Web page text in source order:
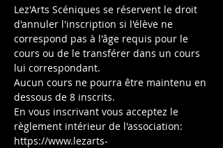
Lez'Arts Scéniques se réservent le droit
d'annuler l'inscription si l'élève ne
correspond pas à l'âge requis pour le
cours ou de le transférer dans un cours
Aucun cours ne pourra être maintenu en
En vous inscrivant vous acceptez le
règlement intérieur de l'association:
https://www.lezarts-